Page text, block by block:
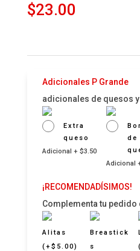
$23.00
Adicionales P Grande
adicionales de quesos
Extra
queso
Adicional + $3.50
de
Adicional
¡RECOMENDADÍSIMOS!
Complementa tu
Alitas
(+$ 5.00)
Breastick
s
(